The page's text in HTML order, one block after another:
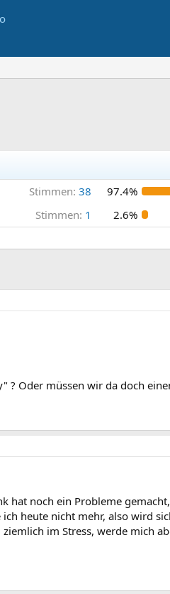
Stimmen: 38
97.4%
Stimmen: 1 2.6%
? Oder müssen wir da doch
hat noch ein Probleme
heute nicht mehr, also wird
im Stress, werde mich